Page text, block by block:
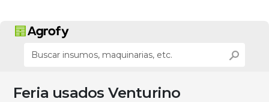
Feria usados Venturino